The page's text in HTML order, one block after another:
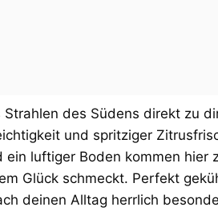
des Südens direkt zu
und spritziger
luftiger Boden kommen hier
Glück schmeckt. Perfekt
deinen Alltag herrlich